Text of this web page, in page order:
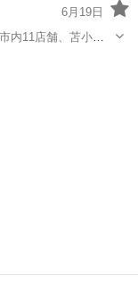
6月19日
内11店舗、苫小牧1